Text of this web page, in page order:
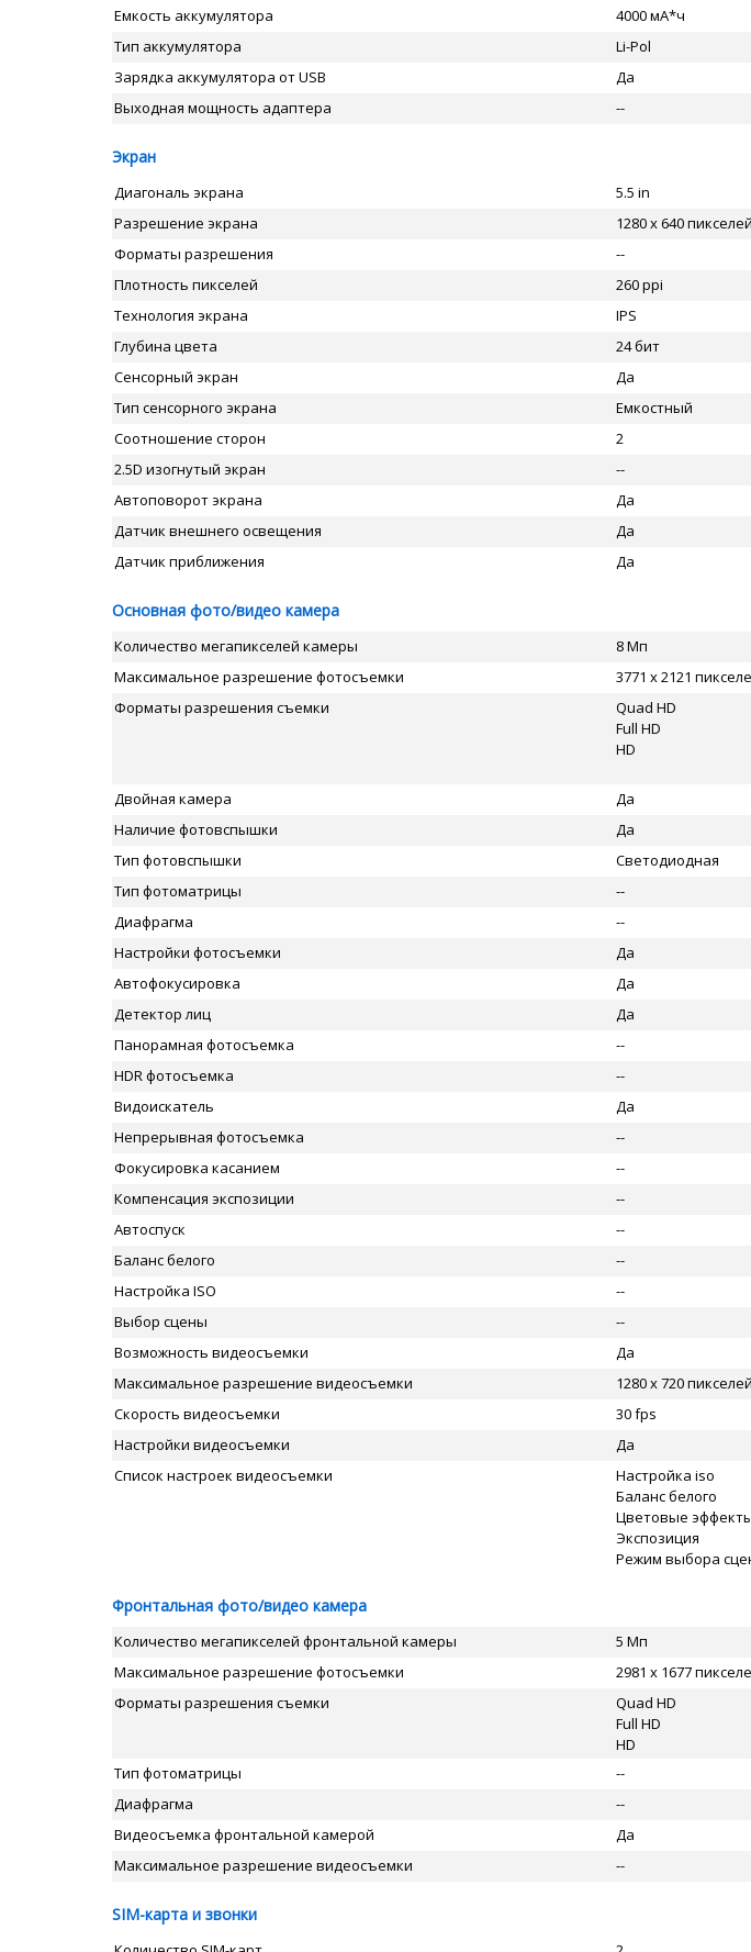
Емкость аккумулятора 4000 мА*ч
Тип аккумулятора
Li-Pol
Зарядка аккумулятора от USB
Да
Выходная мощность адаптера
--
Экран
Диагональ экрана 5.5 in
Разрешение экрана
1280 x 640 пикселей
Форматы разрешения
--
Плотность пикселей
260 ppi
Технология экрана
IPS
Глубина цвета
24 бит
Сенсорный экран
Да
Тип сенсорного экрана
Емкостный
Соотношение сторон
2
2.5D изогнутый экран
--
Автоповорот экрана
Да
Датчик внешнего освещения
Да
Датчик приближения
Да
Основная фото/видео камера
Количество мегапикселей камеры 8 Мп
Максимальное разрешение фотосъемки
3771 x 2121
Форматы разрешения съемки
Quad HD
Full HD
HD
Двойная камера
Да
Наличие фотовспышки
Да
Тип фотовспышки
Светодиодная
Тип фотоматрицы
--
Диафрагма
--
Настройки фотосъемки
Да
Автофокусировка
Да
Детектор лиц
Да
Панорамная фотосъемка
--
HDR фотосъемка
--
Видоискатель
Да
Непрерывная фотосъемка
--
Фокусировка касанием
--
Компенсация экспозиции
--
Автоспуск
--
Баланс белого
--
Настройка ISO
--
Выбор сцены
--
Возможность видеосъемки
Да
Максимальное разрешение видеосъемки
1280 x 720 пикселей
Скорость видеосъемки
30 fps
Настройки видеосъемки
Да
Список настроек видеосъемки
Настройка iso
Баланс белого
Цветовые
Экспозиция
Режим выбора
Фронтальная фото/видео камера
Количество мегапикселей фронтальной камеры 5 Мп
Максимальное разрешение фотосъемки
2981 x 1677
Форматы разрешения съемки
Quad HD
Full HD
HD
Тип фотоматрицы
--
Диафрагма
--
Видеосъемка фронтальной камерой
Да
Максимальное разрешение видеосъемки
--
SIM-карта и звонки